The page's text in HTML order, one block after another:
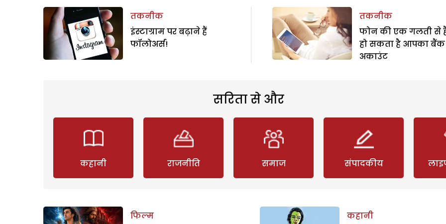
तकनीक
इंस्टाग्राम पर बढ़ाने हैं
फॉलोअर्स!
तकनीक
फोन की एक गलती से
हो सकता है आपका बैंक
अकाउंट
सरिता से और
कहानी राजनीति समाज संपादकीय
फिल्म कहानी